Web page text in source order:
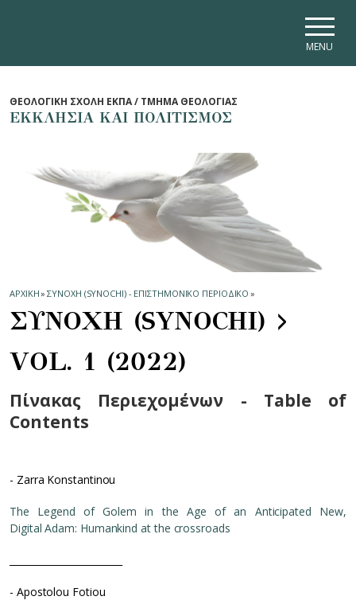
MENU
ΘΕΟΛΟΓΙΚΗ ΣΧΟΛΗ ΕΚΠΑ / ΤΜΗΜΑ ΘΕΟΛΟΓΙΑΣ
ΕΚΚΛΗΣΙΑ ΚΑΙ ΠΟΛΙΤΙΣΜΟΣ
ΑΡΧΙΚΗ» ΣΥΝΟΧΗ (SYNOCHI) - ΕΠΙΣΤΗΜΟΝΙΚΟ ΠΕΡΙΟΔΙΚΟ »
ΣΥΝΟΧΗ (SYNOCHI) >
VOL. 1 (2022)
Πίνακας Περιεχομένων - Table of
Contents
- Zarra Konstantinou
The Legend of Golem in the Age of an Anticipated New,
Digital Adam: Humankind at the crossroads
- Apostolou Fotiou